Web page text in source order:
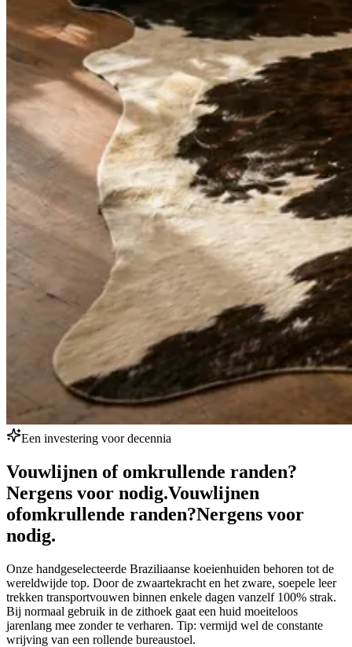
Een investering voor decennia
Vouwlijnen of omkrullende randen?
Nergens voor nodig.Vouwlijnen
ofomkrullende randen?Nergens voor
nodig.
Onze handgeselecteerde Braziliaanse koeienhuiden behoren tot de
wereldwijde top. Door de zwaartekracht en het zware, soepele leer
trekken transportvouwen binnen enkele dagen vanzelf 100% strak.
Bij normaal gebruik in de zithoek gaat een huid moeiteloos
jarenlang mee zonder te verharen. Tip: vermijd wel de constante
wrijving van een rollende bureaustoel.